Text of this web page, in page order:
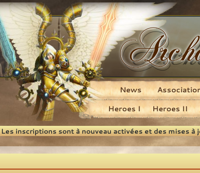
Heroes I Heroes II
News
Les inscriptions sont à nouveau activées et des mises